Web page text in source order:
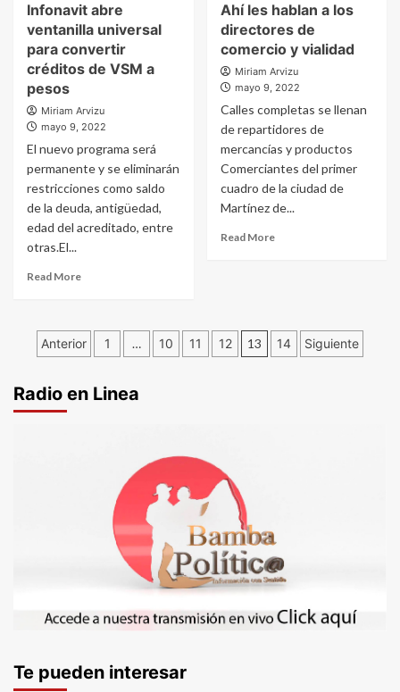
Infonavit abre
ventanilla universal
para convertir
créditos de VSM a
pesos
Miriam Arvizu
mayo 9, 2022
El nuevo programa será
permanente y se eliminarán
restricciones como saldo
de la deuda, antigüedad,
edad del acreditado, entre
otras.El...
Read More
Ahí les hablan a los
directores de
comercio y vialidad
Miriam Arvizu
mayo 9, 2022
Calles completas se llenan
de repartidores de
mercancías y productos
Comerciantes del primer
cuadro de la ciudad de
Martínez de...
Read More
Paginación
entradas
Anterior 1 … 10 11 12 13 14 Siguiente
Radio en Linea
Te pueden interesar